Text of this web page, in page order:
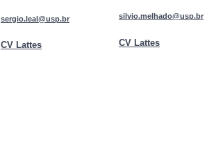
sergio.leal@usp.br
CV Lattes
silvio.melhado@usp.br
CV Lattes